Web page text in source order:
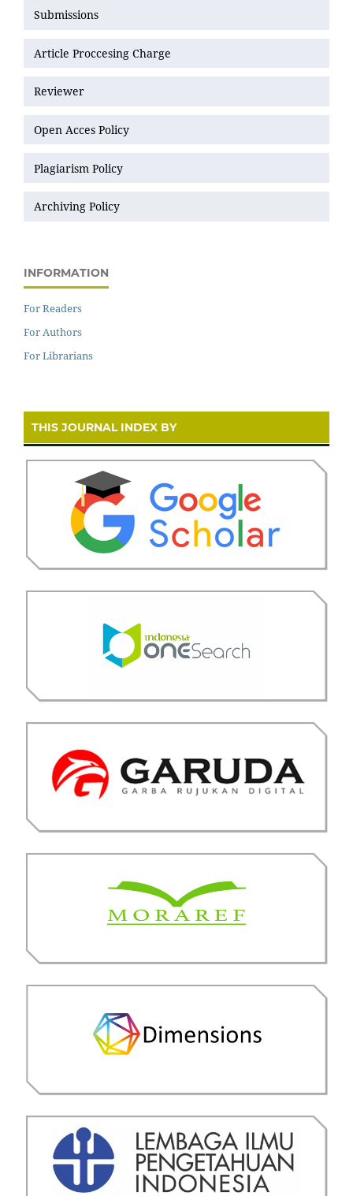
Submissions
Article Proccesing Charge
Reviewer
Open Acces Policy
Plagiarism Policy
Archiving Policy
INFORMATION
For Readers
For Authors
For Librarians
THIS JOURNAL INDEX BY